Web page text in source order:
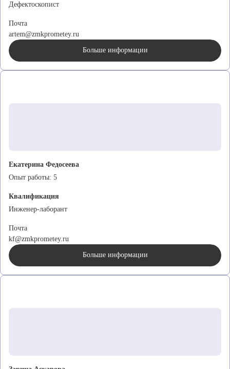
Дефектоскопист
Почта
artem@zmkprometey.ru
Больше информации
Екатерина Федосеева
Опыт работы: 5
Квалификация
Инженер-лаборант
Почта
kf@zmkprometey.ru
Больше информации